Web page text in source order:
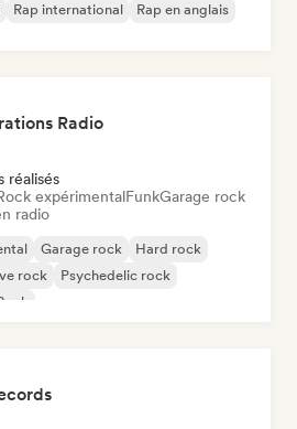
Rap international Rap en anglais
Radio
réalisés
expérimentalFunkGarage rock
radio
Garage rock
Hard rock
rock
Psychedelic rock